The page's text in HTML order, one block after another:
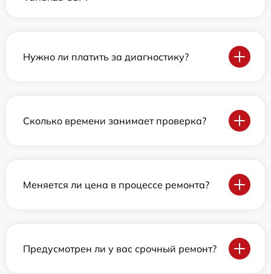
Нужно ли платить за диагностику?
Сколько времени занимает проверка?
Меняется ли цена в процессе ремонта?
Предусмотрен ли у вас срочный ремонт?